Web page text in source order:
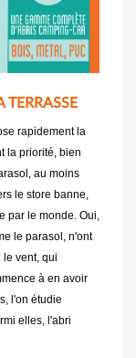
rapidement la
la priorité, bien
au moins
le store banne,
par le monde. Oui,
le parasol, n'ont
le vent, qui
à en avoir
l'on étudie
elles, l'abri